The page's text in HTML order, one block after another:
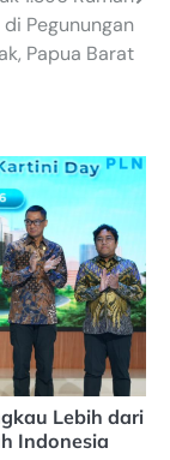
di Pegunungan
Papua Barat
Lebih dari
Indonesia